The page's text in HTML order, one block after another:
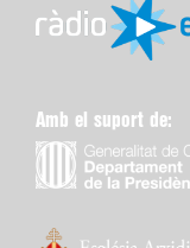
Amb el suport de: